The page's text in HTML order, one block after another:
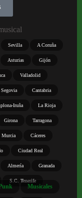
Sevilla A Coruña
Asturias Gijón
Valladolid
Segovia Cantabria
Iruña La Rioja
Girona Tarragona
Murcia Cáceres
Ciudad Real
Almería Granada
S.C. Tenerife
Musicales